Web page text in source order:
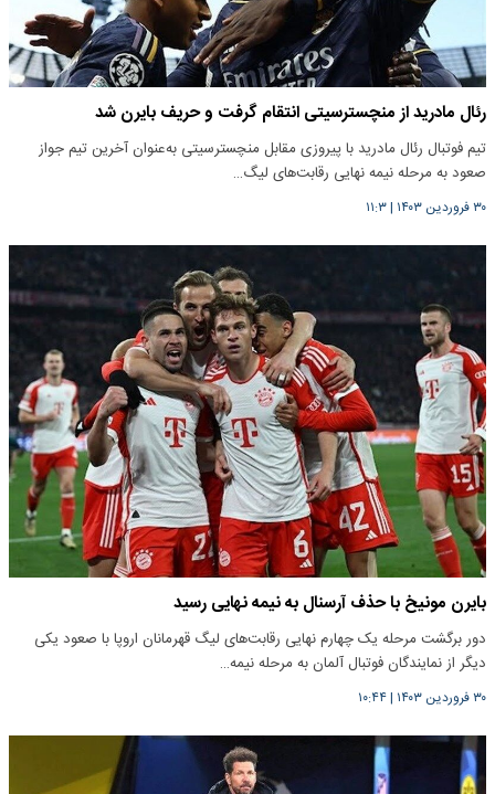
رئال مادرید از منچسترسیتی انتقام گرفت و حریف بایرن شد
تیم فوتبال رئال مادرید با پیروزی مقابل منچسترسیتی به‌عنوان آخرین تیم جواز
صعود به مرحله نیمه نهایی رقابت‌های لیگ…
۳۰ فروردین ۱۴۰۳ |۱۱:۳
بایرن مونیخ با حذف آرسنال به نیمه نهایی رسید
دور برگشت مرحله یک چهارم نهایی رقابت‌های لیگ قهرمانان اروپا با صعود یکی
دیگر از نمایندگان فوتبال آلمان به مرحله نیمه…
۳۰ فروردین ۱۴۰۳ |۱۰:۴۴